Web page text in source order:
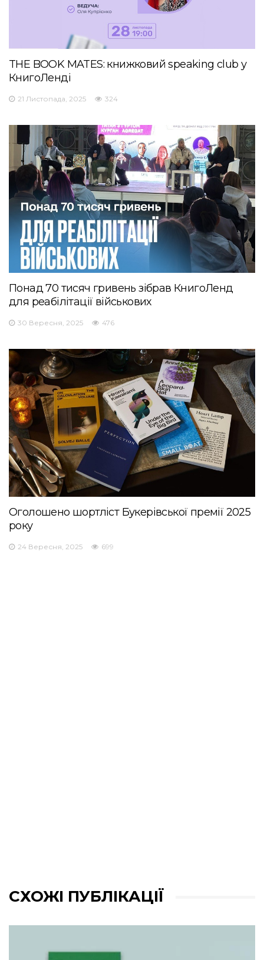
THE BOOK MATES: книжковий speaking club у
КнигоЛенді
21 Листопада, 2025 324
Понад 70 тисяч гривень зібрав КнигоЛенд
для реабілітації військових
30 Вересня, 2025 476
Оголошено шортліст Букерівської премії 2025
року
24 Вересня, 2025 699
СХОЖІ ПУБЛІКАЦІЇ